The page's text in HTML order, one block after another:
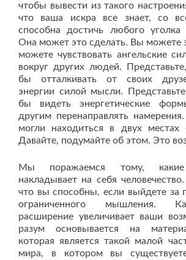
чтобы вывести из такого
что ваша искра все знает, со
способна достичь любого
Она может это сделать. Вы можете
можете чувствовать ангельские
вокруг других людей.
бы отталкивать от своих
энергии силой мысли.
бы видеть энергетические
другим перенаправлять
могли находиться в двух местах
Давайте, подумайте об этом. Это
Мы поражаемся тому, какие
накладывает на себя
что вы способны, если выйдете за
ограниченного мышления.
расширение увеличивает ваши
разум основывается на
которая является такой малой
мира, в котором вы